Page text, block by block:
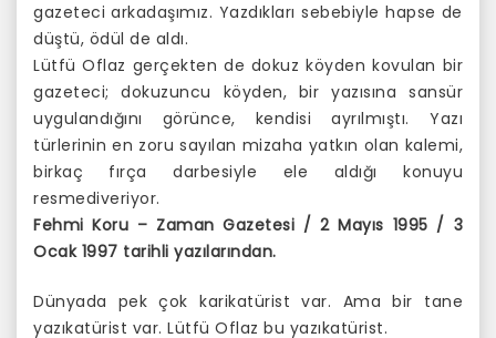
gazeteci arkadaşımız. Yazdıkları sebebiyle hapse de
düştü, ödül de aldı.
Lütfü Oflaz gerçekten de dokuz köyden kovulan bir
gazeteci; dokuzuncu köyden, bir yazısına sansür
uygulandığını görünce, kendisi ayrılmıştı. Yazı
türlerinin en zoru sayılan mizaha yatkın olan kalemi,
birkaç fırça darbesiyle ele aldığı konuyu
resmediveriyor.
Fehmi Koru – Zaman Gazetesi / 2 Mayıs 1995 / 3
Ocak 1997 tarihli yazılarından.
Dünyada pek çok karikatürist var. Ama bir tane
yazıkatürist var. Lütfü Oflaz bu yazıkatürist.